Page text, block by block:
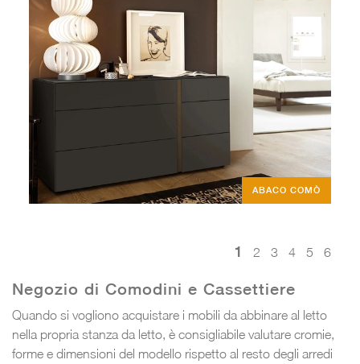
ABACO COMÒ
1 2 3 4 5 6
Negozio di Comodini e Cassettiere
Quando si vogliono acquistare i mobili da abbinare al letto
nella propria stanza da letto, è consigliabile valutare cromie,
forme e dimensioni del modello rispetto al resto degli arredi